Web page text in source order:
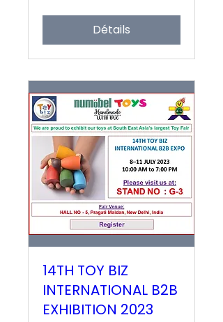
Détails
14TH TOY BIZ
INTERNATIONAL B2B
EXHIBITION 2023